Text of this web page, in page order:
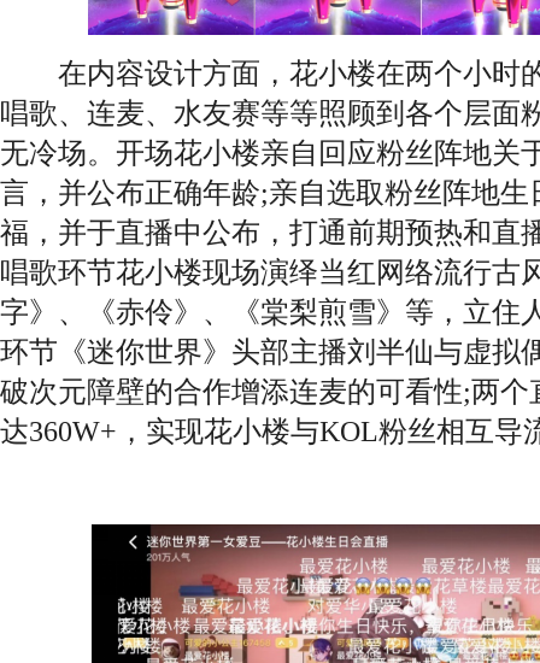
在内容设计方面，花小楼在两个小时
唱歌、连麦、水友赛等等照顾到各个层面
无冷场。开场花小楼亲自回应粉丝阵地关
言，并公布正确年龄;亲自选取粉丝阵地
福，并于直播中公布，打通前期预热和直
唱歌环节花小楼现场演绎当红网络流行古
字》、《赤伶》、《棠梨煎雪》等，立住
环节《迷你世界》头部主播刘半仙与虚拟
破次元障壁的合作增添连麦的可看性;两
达360W+，实现花小楼与KOL粉丝相互导